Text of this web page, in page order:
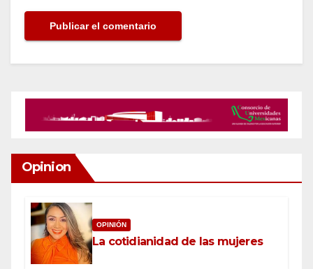
Opinion
OPINIÓN
La cotidianidad de las mujeres